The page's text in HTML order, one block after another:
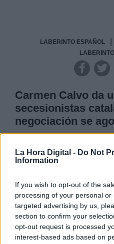
La Hora Digital - Do Not
Information
If you wish to opt-out of the
processing of your personal
targeted advertising by us,
section to confirm your
opt-out request is processed
interest-based ads based on
LABERINTO ESPAÑOL
Carmen Calvo da
secesionistas
negociación se
La Vicepresidenta del
declarado, tras el
viernes que los tiempos
ninguna negociación con
que los objetivos siguen
el Estatuto de Cataluña,
pesar de que el Gobierno
negociación, e incluso
ahora los portavoces
reacción exagerada de